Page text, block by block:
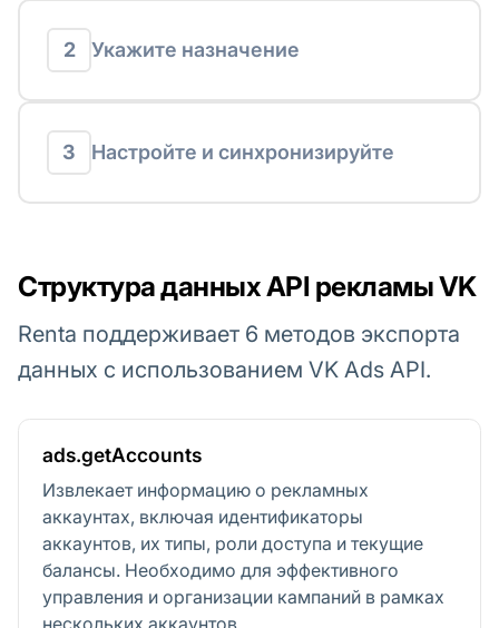
2 Укажите назначение
3 Настройте и синхронизируйте
Структура данных API рекламы VK
Renta поддерживает 6 методов экспорта
данных с использованием VK Ads API.
ads.getAccounts
Извлекает информацию о рекламных
аккаунтах, включая идентификаторы
аккаунтов, их типы, роли доступа и текущие
балансы. Необходимо для эффективного
управления и организации кампаний в рамках
нескольких аккаунтов.